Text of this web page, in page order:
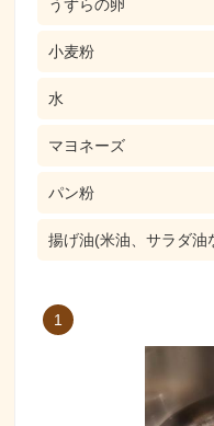
うずらの卵
小麦粉
水
マヨネーズ
パン粉
揚げ油(米油、サラダ油
1